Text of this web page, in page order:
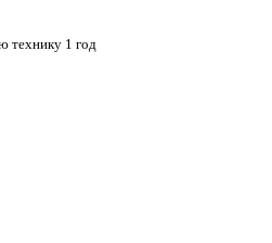
технику 1 год